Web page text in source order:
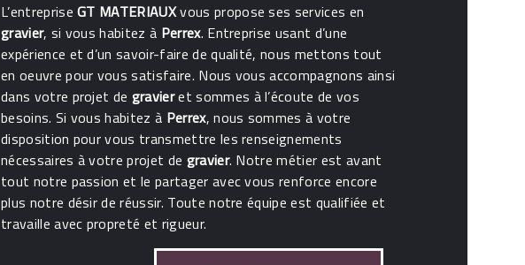
L’entrepriseGT MATERIAUXvous propose ses services en
gravier, si vous habitez à Perrex. Entreprise usant d’une
expérience et d’un savoir-faire de qualité, nous mettons tout
en oeuvre pour vous satisfaire. Nous vous accompagnons ainsi
dans votre projet de gravieret sommes à l’écoute de vos
besoins. Si vous habitez à Perrex, nous sommes à votre
disposition pour vous transmettre les renseignements
nécessaires à votre projet de gravier. Notre métier est avant
tout notre passion et le partager avec vous renforce encore
plus notre désir de réussir. Toute notre équipe est qualifiée et
travaille avec propreté et rigueur.